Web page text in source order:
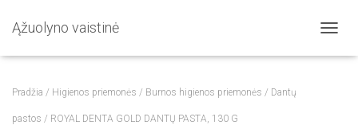
Ąžuolyno vaistinė
O
Pradžia / Higienos priemonės / Burnos higienos priemonės / Dantų
pastos / ROYAL DENTA GOLD DANTŲ PASTA, 130 G